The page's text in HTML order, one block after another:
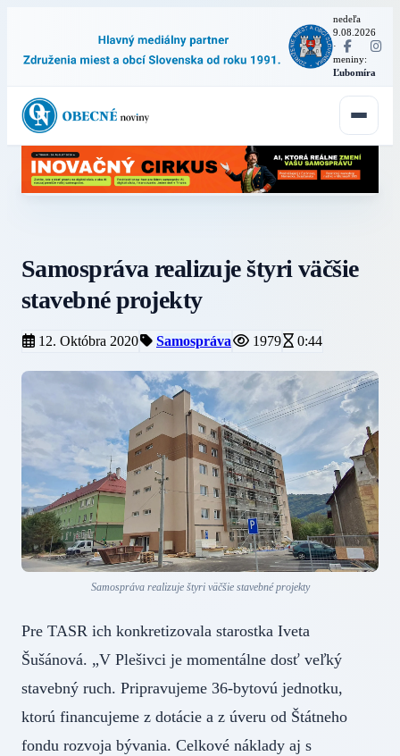
nedeľa
9.08.2026
·
meniny:
Ľubomíra
Samospráva realizuje štyri väčšie
stavebné projekty
12. Októbra 2020 Samospráva 1979 0:44
Samospráva realizuje štyri väčšie stavebné projekty
Pre TASR ich konkretizovala starostka Iveta
Šušánová. „V Plešivci je momentálne dosť veľký
stavebný ruch. Pripravujeme 36-bytovú jednotku,
ktorú financujeme z dotácie a z úveru od Štátneho
fondu rozvoja bývania. Celkové náklady aj s